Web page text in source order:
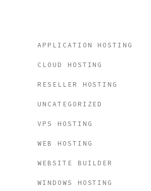
APPLICATION HOSTING
CLOUD HOSTING
RESELLER HOSTING
UNCATEGORIZED
VPS HOSTING
WEB HOSTING
WEBSITE BUILDER
WINDOWS HOSTING